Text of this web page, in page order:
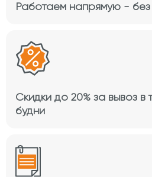
Работаем напрямую -
Скидки до 20% за вывоз в
будни